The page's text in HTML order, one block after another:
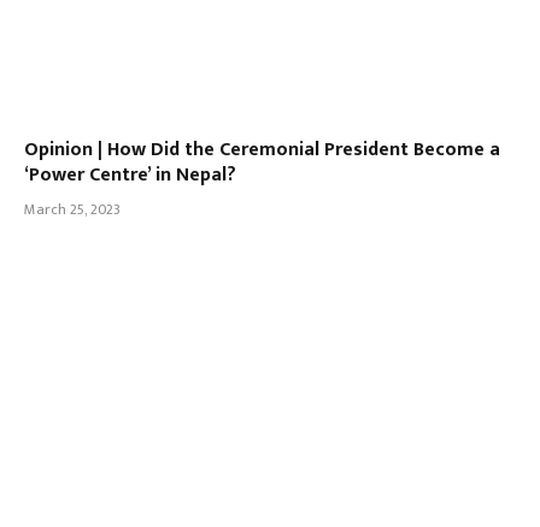
Opinion | How Did the Ceremonial President Become a
‘Power Centre’ in Nepal?
March 25, 2023